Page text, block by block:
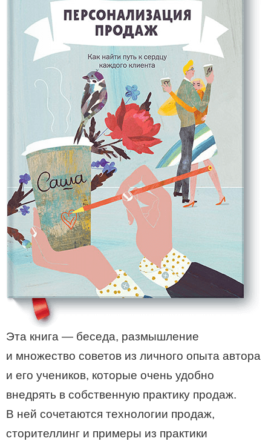
Эта книга — беседа, размышление
и множество советов из личного опыта автора
и его учеников, которые очень удобно
внедрять в собственную практику продаж.
В ней сочетаются технологии продаж,
сторителлинг и примеры из практики